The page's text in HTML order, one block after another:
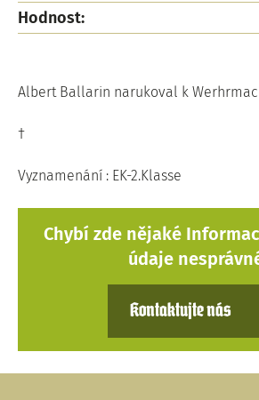
Hodnost:
Albert Ballarin narukoval k
†
Vyznamenání : EK-2.Klasse
Chybí zde nějaké
údaje
Kontaktujte nás